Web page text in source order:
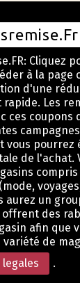
Cliquez
à la page
d'une
Les
ces coupons
vous pourrez
de l'achat.
aurez un
des
afin que
variété de
.